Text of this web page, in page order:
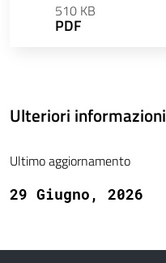
510 KB
PDF
Ulteriori informazioni
Ultimo aggiornamento
29 Giugno, 2026